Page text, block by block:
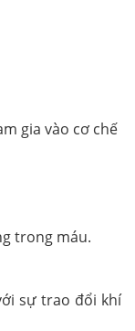
gia vào cơ chế
trong máu.
sự trao đổi khí